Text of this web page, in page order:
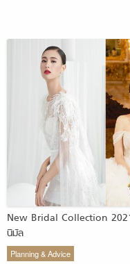
New Bridal Collection
นิมัล
Planning & Advice